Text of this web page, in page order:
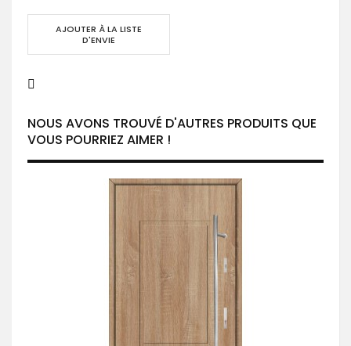
AJOUTER À LA LISTE
D'ENVIE
NOUS AVONS TROUVÉ D'AUTRES PRODUITS QUE
VOUS POURRIEZ AIMER !